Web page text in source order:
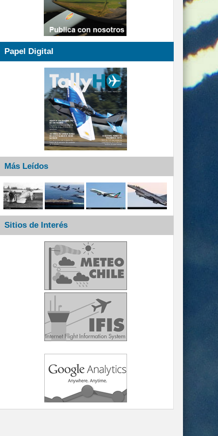
Papel Digital
Más Leídos
Sitios de Interés